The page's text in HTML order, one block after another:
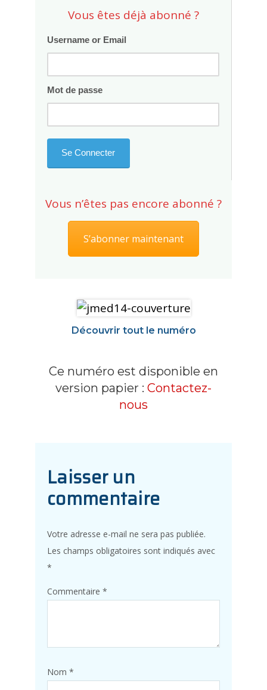
Vous êtes déjà abonné ?
Username or Email
Mot de passe
Vous n’êtes pas encore abonné ?
S’abonner maintenant
Découvrir tout le numéro
Ce numéro est disponible en
version papier : Contactez-
nous
Laisser un
commentaire
Votre adresse e-mail ne sera pas publiée.
Les champs obligatoires sont indiqués avec
*
Commentaire *
Nom *